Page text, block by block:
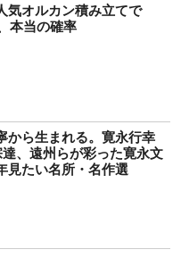
オルカン積み立てで
本当の確率
から生まれる。寛永行幸
、遠州らが彩った寛永文
見たい名所・名作選